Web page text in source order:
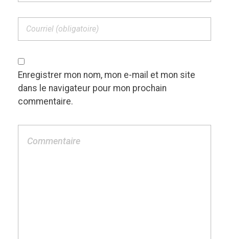
Enregistrer mon nom, mon e-mail et mon site
dans le navigateur pour mon prochain
commentaire.